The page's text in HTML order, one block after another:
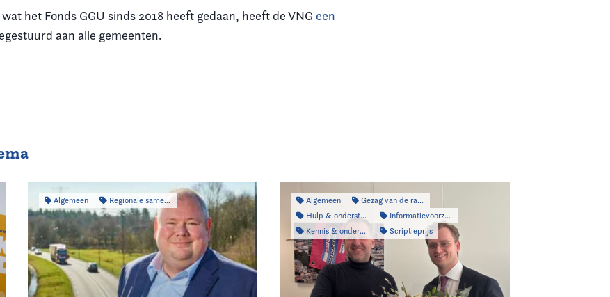
het Fonds GGU sinds 2018 heeft gedaan, heeft de VNG een
aan alle gemeenten.
Algemeen Regionale samenwerking Algemeen
Gezag van de raad
Hulp & ondersteuning
Informatievoorziening
Kennis & onderzoek
Scriptieprijs